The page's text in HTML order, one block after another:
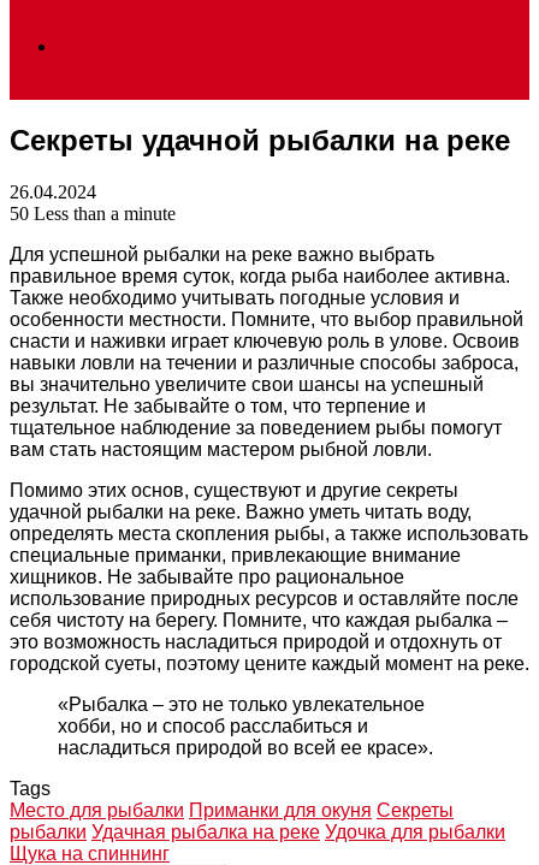
for
Секреты удачной рыбалки на реке
26.04.2024
50 Less than a minute
Для успешной рыбалки на реке важно выбрать
правильное время суток, когда рыба наиболее активна.
Также необходимо учитывать погодные условия и
особенности местности. Помните, что выбор правильной
снасти и наживки играет ключевую роль в улове. Освоив
навыки ловли на течении и различные способы заброса,
вы значительно увеличите свои шансы на успешный
результат. Не забывайте о том, что терпение и
тщательное наблюдение за поведением рыбы помогут
вам стать настоящим мастером рыбной ловли.
Помимо этих основ, существуют и другие секреты
удачной рыбалки на реке. Важно уметь читать воду,
определять места скопления рыбы, а также использовать
специальные приманки, привлекающие внимание
хищников. Не забывайте про рациональное
использование природных ресурсов и оставляйте после
себя чистоту на берегу. Помните, что каждая рыбалка –
это возможность насладиться природой и отдохнуть от
городской суеты, поэтому цените каждый момент на реке.
«Рыбалка – это не только увлекательное
хобби, но и способ расслабиться и
насладиться природой во всей ее красе».
Tags
Место для рыбалки Приманки для окуня Секреты
рыбалки Удачная рыбалка на реке Удочка для рыбалки
Щука на спиннинг